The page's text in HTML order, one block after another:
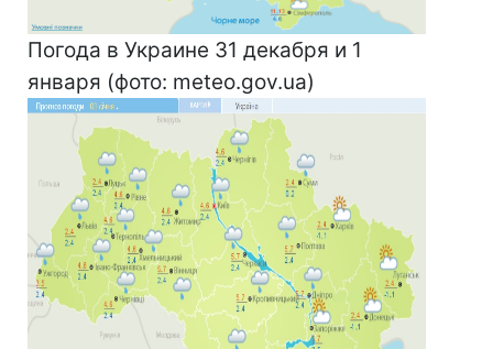
Погода в Украине 31 декабря и 1
января (фото: meteo.gov.ua)